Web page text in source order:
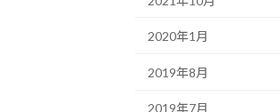
2020年1月
2019年8月
2019年7月